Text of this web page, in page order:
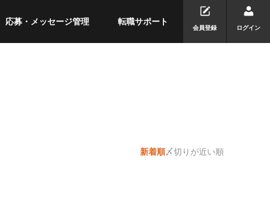
応募・メッセージ管理 転職サポート
会員登録 ログイン
新着順〆切りが近い順